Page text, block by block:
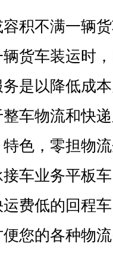
积不满一辆
货车装运时
是以降低成
车物流和快
色，零担物
车业务平板
费低的回程
您的各种物